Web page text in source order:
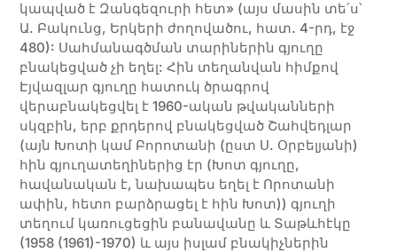
կապված է Զանգեզուրի հետ» (այս մասին տե՛ս՝
Ա. Բակունց, Երկերի ժողովածու, հատ. 4-րդ, էջ
480): Սահմանագծման տարիներին գյուղը
բնակեցված չի եղել: Հին տեղանվան հիմքով
Էյվազլար գյուղը հատուկ ծրագրով
վերաբնակեցվել է 1960-ական թվականների
սկզբին, երբ քրդերով բնակեցված Շահվեդլար
(այն Խոտի կամ Բորոտանի (ըստ Ս. Օրբելյանի)
հին գյուղատեղիներից էր (Խոտ գյուղը,
հավանական է, նախապես եղել է Որոտանի
ափին, հետո բարձրացել է հին Խոտ)) գյուղի
տեղում կառուցեցին բանավանը և Տաթևհէկը
(1958 (1961)-1970) և այս իսլամ բնակիչներին